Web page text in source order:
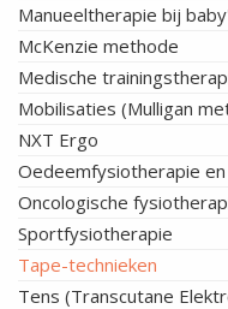
Manueeltherapie bij
McKenzie methode
Medische
Mobilisaties (Mulligan
NXT Ergo
Oedeemfysiotherapie
Oncologische
Sportfysiotherapie
Tape-technieken
Tens (Transcutane